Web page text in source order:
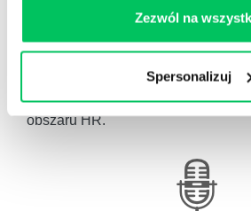
Zezwól na
Spersonalizuj
Gamma Q&A
Odpowiedzi na często pojawiające
obszaru HR.